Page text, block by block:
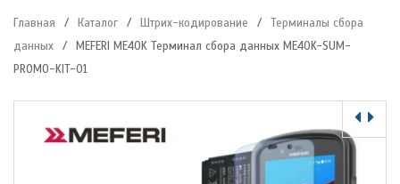
Главная / Каталог / Штрих-кодирование /
Терминалы сбора
данных
/
MEFERI ME40K Терминал сбора данных ME40K-SUM-
PROMO-KIT-01